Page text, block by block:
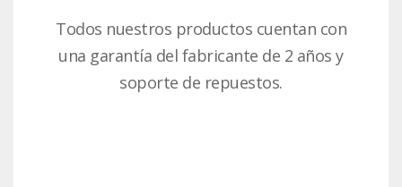
Todos nuestros productos cuentan con
una garantía del fabricante de 2 años y
soporte de repuestos.